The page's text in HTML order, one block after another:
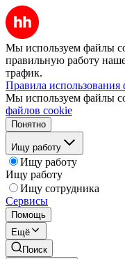
Мы используем файлы
правильную работу
трафик.
Правила использования
Мы используем файлы
файлов cookie
Понятно
Ищу работу
Ищу работу
Ищу работу
Ищу сотрудника
Сервисы
Помощь
Ещё
Поиск